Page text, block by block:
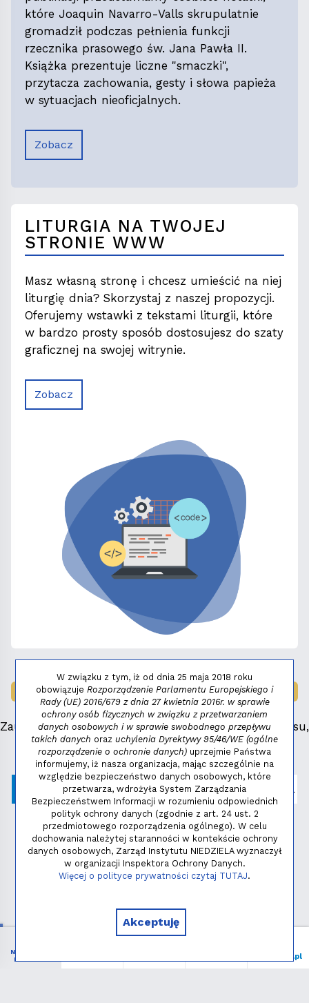
które Joaquin Navarro-Valls skrupulatnie
gromadził podczas pełnienia funkcji
rzecznika prasowego św. Jana Pawła II.
Książka prezentuje liczne "smaczki",
przytacza zachowania, gesty i słowa papieża
w sytuacjach nieoficjalnych.
Zobacz
LITURGIA NA TWOJEJ
STRONIE WWW
Masz własną stronę i chcesz umieścić na niej
liturgię dnia? Skorzystaj z naszej propozycji.
Oferujemy wstawki z tekstami liturgii, które
w bardzo prosty sposób dostosujesz do szaty
graficznej na swojej witrynie.
Zobacz
LAUREAT NAGRODY:MAŁY FENIKS 2025
Zauważyłeś błąd, masz propozycje dotyczące serwisu,
napisz:niezbednik@niedziela.pl
Polityka prywatności
Copyright © 2026 - Instytut NIEDZIELA
NIEZBĘDNIK
KATOLIKA
niedziela.pl
W związku z tym, iż od dnia 25 maja 2018 roku
obowiązuje Rozporządzenie Parlamentu Europejskiego i
Rady (UE) 2016/679 z dnia 27 kwietnia 2016r. w sprawie
ochrony osób fizycznych w związku z przetwarzaniem
danych osobowych i w sprawie swobodnego przepływu
takich danych oraz uchylenia Dyrektywy 95/46/WE (ogólne
rozporządzenie o ochronie danych) uprzejmie Państwa
informujemy, iż nasza organizacja, mając szczególnie na
względzie bezpieczeństwo danych osobowych, które
przetwarza, wdrożyła System Zarządzania
Bezpieczeństwem Informacji w rozumieniu odpowiednich
polityk ochrony danych (zgodnie z art. 24 ust. 2
przedmiotowego rozporządzenia ogólnego). W celu
dochowania należytej staranności w kontekście ochrony
danych osobowych, Zarząd Instytutu NIEDZIELA wyznaczył
w organizacji Inspektora Ochrony Danych.
Więcej o polityce prywatności czytaj TUTAJ.
Akceptuję